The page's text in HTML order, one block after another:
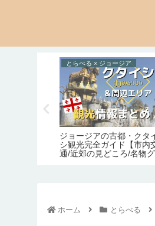
のぶよキッチン
世界一玉ねぎを美味しく
べられるアルバニア料理
「タシュチェヴァプ」の
ホーム とらべる